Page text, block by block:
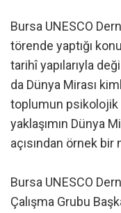
Bursa UNESCO
törende yaptığı
tarihî yapılarıyla
da Dünya Mirası
toplumun psikolojik
yaklaşımın Dünya
açısından örnek
Bursa UNESCO
Çalışma Grubu